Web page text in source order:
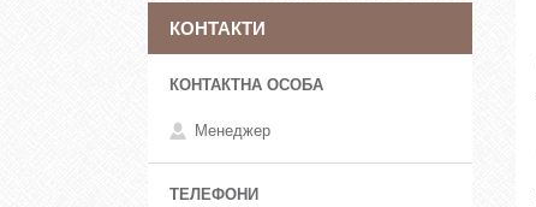
КОНТАКТИ
Менеджер